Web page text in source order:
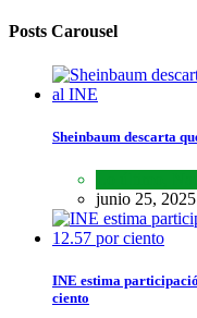
Posts Carousel
Sheinbaum descarta
junio 25, 2025
INE estima
ciento